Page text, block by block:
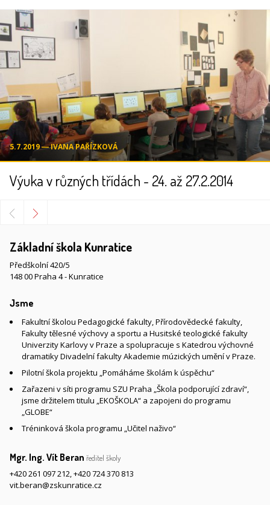
5.7.2019 ― IVANA PAŘÍZKOVÁ
Výuka v různých třídách - 24. až 27.2.2014
Základní škola Kunratice
Předškolní 420/5
148 00 Praha 4 - Kunratice
Jsme
Fakultní školou Pedagogické fakulty, Přírodovědecké fakulty,
Fakulty tělesné výchovy a sportu a Husitské teologické fakulty
Univerzity Karlovy v Praze a spolupracuje s Katedrou výchovné
dramatiky Divadelní fakulty Akademie múzických umění v Praze.
Pilotní škola projektu „Pomáháme školám k úspěchu“
Zařazeni v síti programu SZU Praha „Škola podporující zdraví“,
jsme držitelem titulu „EKOŠKOLA“ a zapojeni do programu
„GLOBE“
Tréninková škola programu „Učitel naživo“
Mgr. Ing. Vít Beran ředitel školy
+420 261 097 212,+420 724 370 813
vit.beran@zskunratice.cz